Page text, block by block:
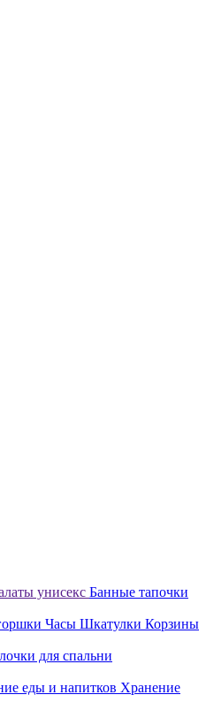
унисекс Банные тапочки
Часы Шкатулки Корзины
для спальни
еды и напитков Хранение